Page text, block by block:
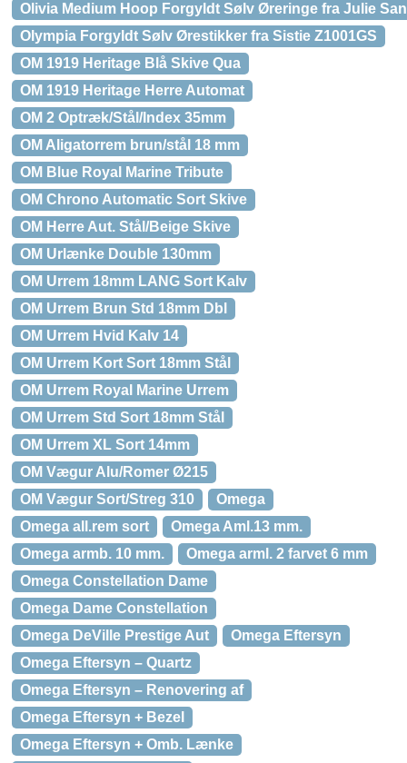
Olivia Medium Hoop Forgyldt Sølv Øreringe fra Julie
Olympia Forgyldt Sølv Ørestikker fra Sistie Z1001GS
OM 1919 Heritage Blå Skive Qua
OM 1919 Heritage Herre Automat
OM 2 Optræk/Stål/Index 35mm
OM Aligatorrem brun/stål 18 mm
OM Blue Royal Marine Tribute
OM Chrono Automatic Sort Skive
OM Herre Aut. Stål/Beige Skive
OM Urlænke Double 130mm
OM Urrem 18mm LANG Sort Kalv
OM Urrem Brun Std 18mm Dbl
OM Urrem Hvid Kalv 14
OM Urrem Kort Sort 18mm Stål
OM Urrem Royal Marine Urrem
OM Urrem Std Sort 18mm Stål
OM Urrem XL Sort 14mm
OM Vægur Alu/Romer Ø215
OM Vægur Sort/Streg 310
Omega
Omega all.rem sort
Omega Aml.13 mm.
Omega armb. 10 mm.
Omega arml. 2 farvet 6 mm
Omega Constellation Dame
Omega Dame Constellation
Omega DeVille Prestige Aut
Omega Eftersyn
Omega Eftersyn – Quartz
Omega Eftersyn – Renovering af
Omega Eftersyn + Bezel
Omega Eftersyn + Omb. Lænke